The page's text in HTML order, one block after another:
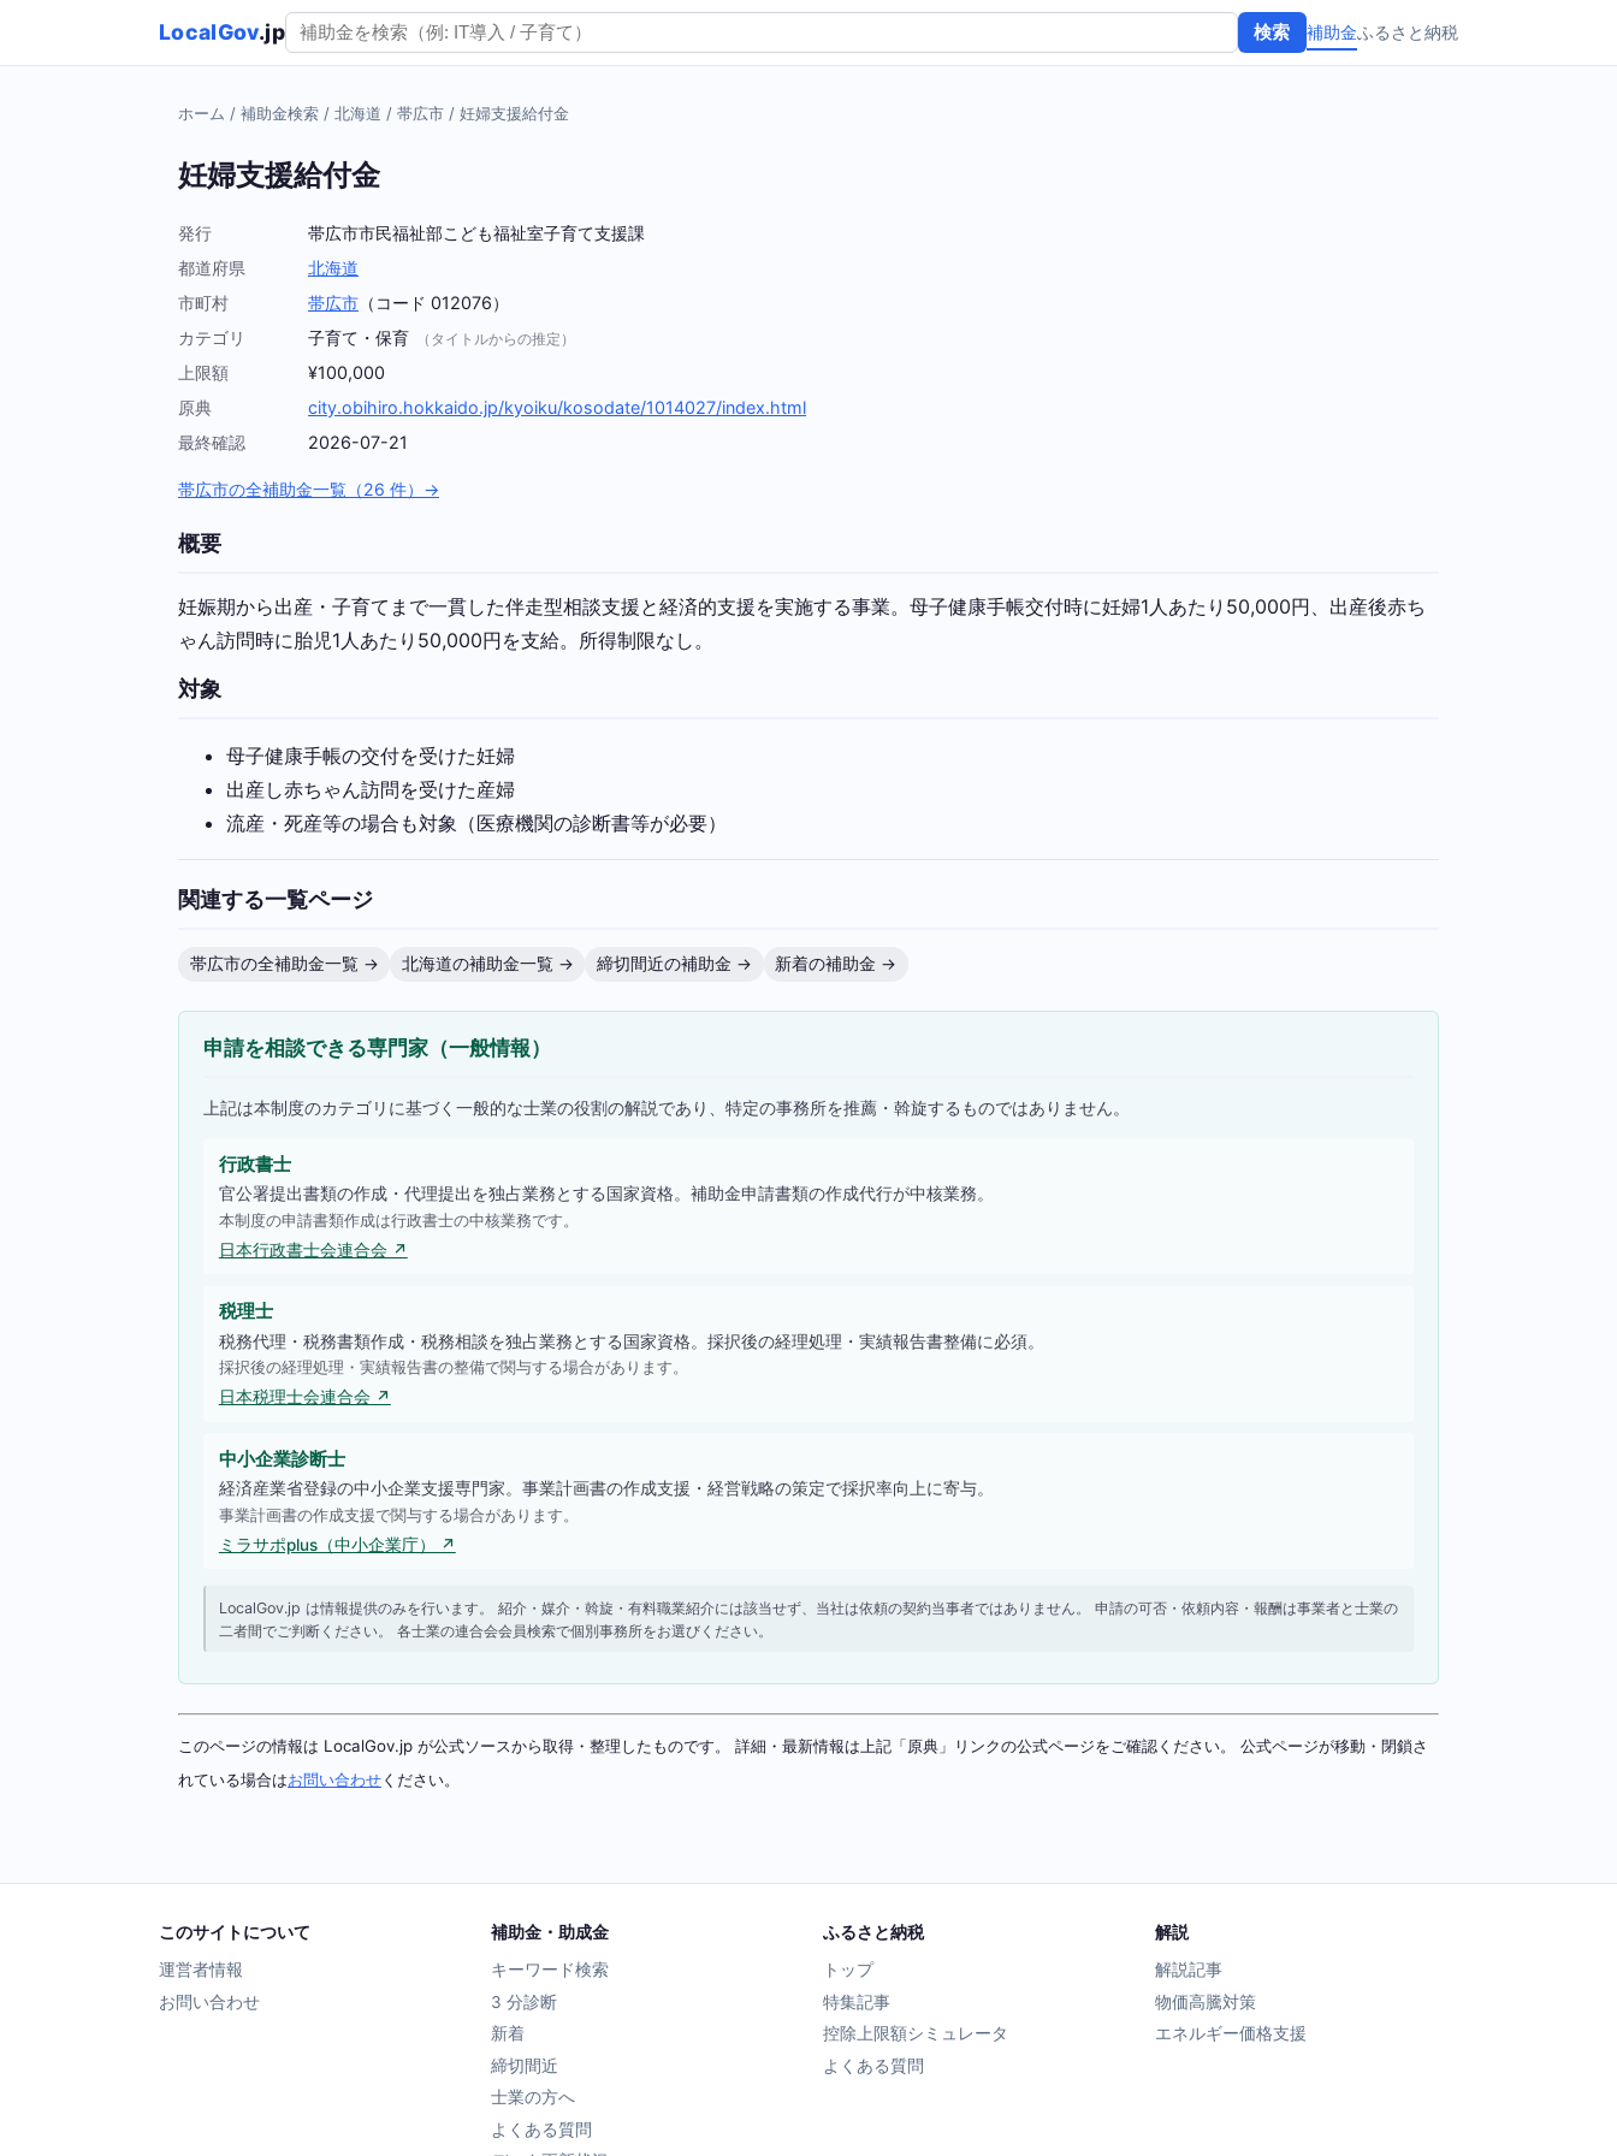
LocalGov.jp 検索 補助金ふるさと納税
ホーム / 補助金検索 / 北海道 / 帯広市 / 妊婦支援給付金
妊婦支援給付金
発行
帯広市市民福祉部こども福祉室子育て支援課
都道府県
北海道
市町村
帯広市 （コード 012076）
カテゴリ
子育て・保育 （タイトルからの推定）
上限額
¥100,000
原典
city.obihiro.hokkaido.jp/kyoiku/kosodate/1014027/index.html
最終確認
2026-07-21
帯広市の全補助金一覧（26 件）→
概要
妊娠期から出産・子育てまで一貫した伴走型相談支援と経済的支援を実施する事業。母子健康手帳交付時に妊婦1人あたり50,000円、出産後赤ち
ゃん訪問時に胎児1人あたり50,000円を支給。所得制限なし。
対象
母子健康手帳の交付を受けた妊婦
出産し赤ちゃん訪問を受けた産婦
流産・死産等の場合も対象（医療機関の診断書等が必要）
関連する一覧ページ
帯広市の全補助金一覧 → 北海道の補助金一覧 → 締切間近の補助金 → 新着の補助金 →
申請を相談できる専門家（一般情報）
上記は本制度のカテゴリに基づく一般的な士業の役割の解説であり、特定の事務所を推薦・斡旋するものではありません。
行政書士
官公署提出書類の作成・代理提出を独占業務とする国家資格。補助金申請書類の作成代行が中核業務。
本制度の申請書類作成は行政書士の中核業務です。
日本行政書士会連合会 ↗
税理士
税務代理・税務書類作成・税務相談を独占業務とする国家資格。採択後の経理処理・実績報告書整備に必須。
採択後の経理処理・実績報告書の整備で関与する場合があります。
日本税理士会連合会 ↗
中小企業診断士
経済産業省登録の中小企業支援専門家。事業計画書の作成支援・経営戦略の策定で採択率向上に寄与。
事業計画書の作成支援で関与する場合があります。
ミラサポplus（中小企業庁） ↗
LocalGov.jp は情報提供のみを行います。 紹介・媒介・斡旋・有料職業紹介には該当せず、当社は依頼の契約当事者ではありません。 申請の可否・依頼内容・報酬は事業者と士業の
二者間でご判断ください。 各士業の連合会会員検索で個別事務所をお選びください。
このページの情報は LocalGov.jp が公式ソースから取得・整理したものです。 詳細・最新情報は上記「原典」リンクの公式ページをご確認ください。 公式ページが移動・閉鎖さ
れている場合はお問い合わせください。
このサイトについて
運営者情報
お問い合わせ
補助金・助成金
キーワード検索
3 分診断
新着
締切間近
士業の方へ
よくある質問
ふるさと納税
トップ
特集記事
控除上限額シミュレータ
よくある質問
解説
解説記事
物価高騰対策
エネルギー価格支援